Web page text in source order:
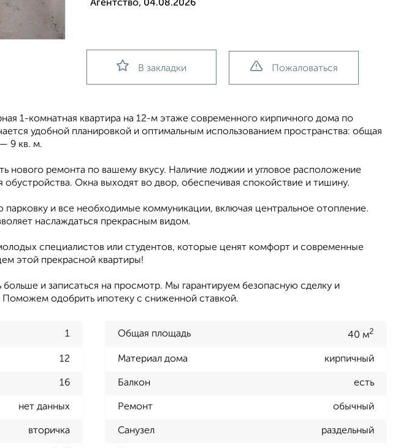
Агентство, 04.08.2026
В закладки Пожаловаться
1-комнатная квартира на 12-м этаже современного кирпичного дома по
удобной планировкой и оптимальным использованием пространства: общая
9 кв. м.
нового ремонта по вашему вкусу. Наличие лоджии и угловое расположение
Окна выходят во двор, обеспечивая спокойствие и тишину.
и все необходимые коммуникации, включая центральное отопление.
наслаждаться прекрасным видом.
специалистов или студентов, которые ценят комфорт и современные
этой прекрасной квартиры!
больше и записаться на просмотр. Мы гарантируем безопасную сделку и
одобрить ипотеку с сниженной ставкой.
1 Общая площадь 40 м2
12 Материал дома кирпичный
16 Балкон есть
нет данных Ремонт обычный
вторичка Санузел раздельный